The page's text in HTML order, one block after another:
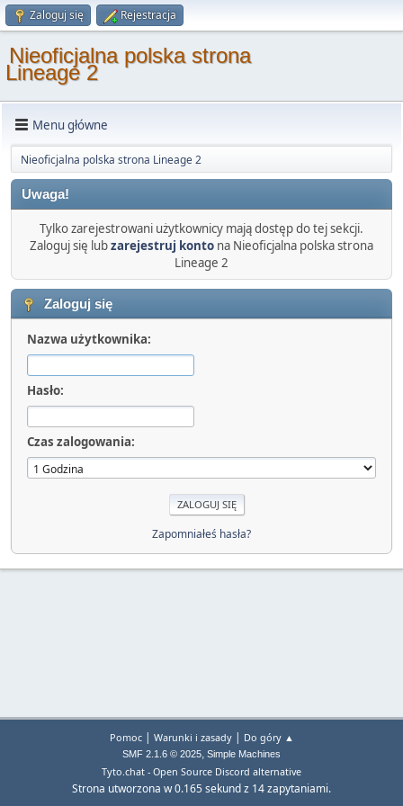
Zaloguj się Rejestracja
Nieoficjalna polska strona
Lineage 2
Menu główne
Nieoficjalna polska strona Lineage 2
Uwaga!
Tylko zarejestrowani użytkownicy mają dostęp do tej sekcji.
Zaloguj się lubzarejestruj konto na Nieoficjalna polska strona
Lineage 2
Zaloguj się
Nazwa użytkownika:
Hasło:
Czas zalogowania:
Zapomniałeś hasła?
Pomoc| Warunki i zasady| Do góry ▲
SMF 2.1.6 © 2025, Simple Machines
Tyto.chat - Open Source Discord alternative
Strona utworzona w 0.165 sekund z 14 zapytaniami.